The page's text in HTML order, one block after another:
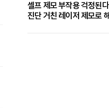
셀프 제모 부작용 걱정된
진단 거친 레이저 제모로